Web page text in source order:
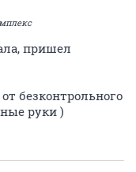
пришел
безконтрольного
руки )